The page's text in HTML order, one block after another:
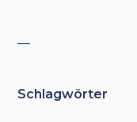
Schlagwörter